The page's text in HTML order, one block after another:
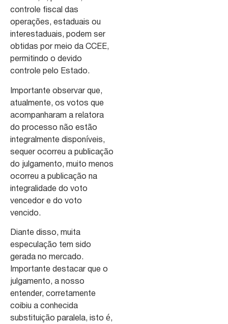
controle fiscal das
operações, estaduais ou
interestaduais, podem ser
obtidas por meio da CCEE,
permitindo o devido
controle pelo Estado.
Importante observar que,
atualmente, os votos que
acompanharam a relatora
do processo não estão
integralmente disponíveis,
sequer ocorreu a publicação
do julgamento, muito menos
ocorreu a publicação na
integralidade do voto
vencedor e do voto
vencido.
Diante disso, muita
especulação tem sido
gerada no mercado.
Importante destacar que o
julgamento, a nosso
entender, corretamente
coibiu a conhecida
substituição paralela, isto é,